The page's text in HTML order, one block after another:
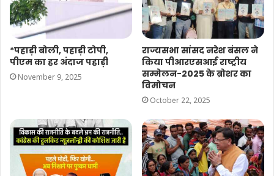
*पहाड़ी बोली, पहाड़ी टोपी,
पीएम का हर अंदाज पहाड़ी
November 9, 2025
राज्यसभा सांसद नरेश बंसल ने
किया पीआरएसआई राष्ट्रीय
सम्मेलन-2025 के ब्रोशर का
विमोचन
October 22, 2025